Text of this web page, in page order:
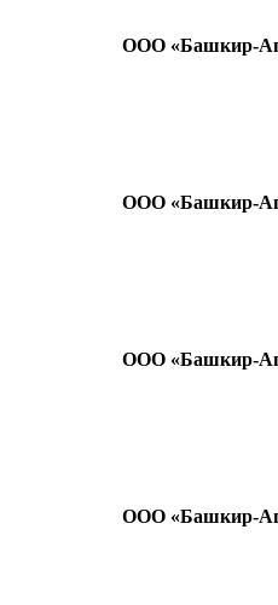
ООО «Башкир-
ООО «Башкир-
ООО «Башкир-
ООО «Башкир-